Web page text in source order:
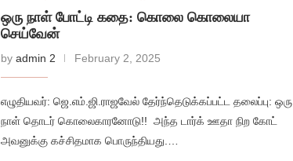
ஒரு நாள் போட்டி கதை: கொலை கொலையா
செய்வேன்
by admin 2 February 2, 2025
எழுதியவர்: ஜெ.எம்.ஜி.ராஜவேல் தேர்ந்தெடுக்கப்பட்ட தலைப்பு: ஒரு
நாள் தொடர் கொலைகாரனோடு!! அந்த டார்க் ஊதா நிற கோட்
அவனுக்கு கச்சிதமாக பொருந்தியது.…